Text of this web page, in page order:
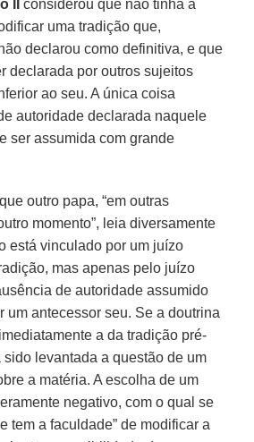
II
considerou que não tinha a
uma tradição que,
declarou como definitiva, e que
declarada por outros sujeitos
ao seu. A única coisa
autoridade declarada naquele
ser assumida com grande
outro papa, “em outras
momento”, leia diversamente
está vinculado por um juízo
mas apenas pelo juízo
de autoridade assumido
um antecessor seu. Se a doutrina
a da tradição pré-
sido levantada a questão de um
a matéria. A escolha de um
negativo, com o qual se
tem a faculdade” de modificar a